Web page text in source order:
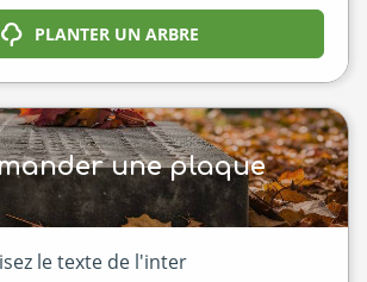
PLANTER UN ARBRE
une plaque
le texte de l'inter